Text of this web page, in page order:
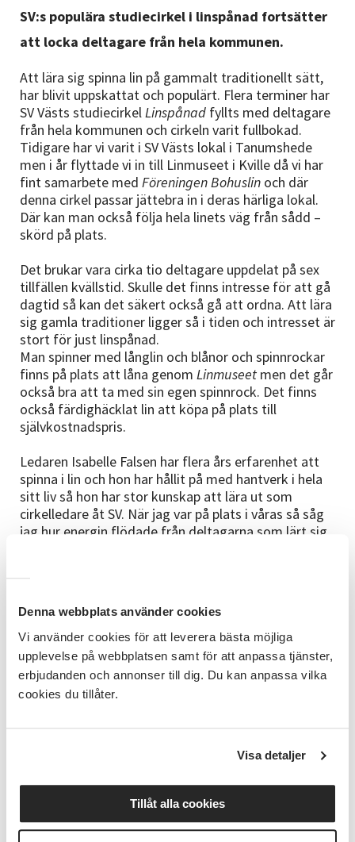
Denna webbplats använder cookies
Vi använder cookies för att leverera bästa möjliga
upplevelse på webbplatsen samt för att anpassa tjänster,
erbjudanden och annonser till dig. Du kan anpassa vilka
cookies du tillåter.
Visa detaljer
Tillåt alla cookies
Nyheter
Avdelningar
Lyssna
SV:s populära studiecirkel i linspånad fortsätter
att locka deltagare från hela kommunen.
Att lära sig spinna lin på gammalt traditionellt sätt,
har blivit uppskattat och populärt. Flera terminer har
SV Västs studiecirkelLinspånad fyllts med deltagare
från hela kommunen och cirkeln varit fullbokad.
Tidigare har vi varit i SV Västs lokal i Tanumshede
men i år flyttade vi in till Linmuseet i Kville då vi har
fint samarbete med Föreningen Bohuslin och där
denna cirkel passar jättebra in i deras härliga lokal.
Där kan man också följa hela linets väg från sådd –
skörd på plats.
Det brukar vara cirka tio deltagare uppdelat på sex
tillfällen kvällstid. Skulle det finns intresse för att gå
dagtid så kan det säkert också gå att ordna. Att lära
sig gamla traditioner ligger så i tiden och intresset är
stort för just linspånad.
Man spinner med långlin och blånor och spinnrockar
finns på plats att låna genom Linmuseet men det går
också bra att ta med sin egen spinnrock. Det finns
också färdighäcklat lin att köpa på plats till
självkostnadspris.
Ledaren Isabelle Falsen har flera års erfarenhet att
spinna i lin och hon har hållit på med hantverk i hela
sitt liv så hon har stor kunskap att lära ut som
cirkelledare åt SV. När jag var på plats i våras så såg
jag hur energin flödade från deltagarna som lärt sig
Nu är vårens cirkel avslutad men finns ny chans att
14/9 Tanum kl. 17:00Kom igång med linspånad
mer på sv.se/vast
Verksamhetsutvecklare Tanum Strömstad
Monika Andersson